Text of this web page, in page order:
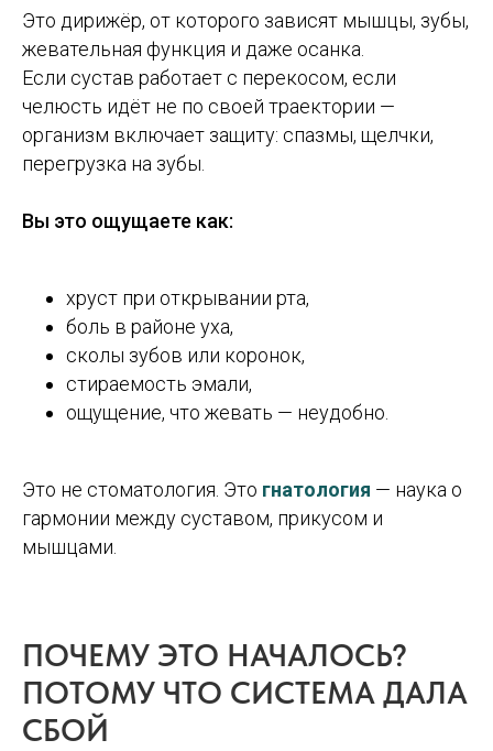
Это дирижёр, от которого зависят мышцы, зубы,
жевательная функция и даже осанка.
Если сустав работает с перекосом, если
челюсть идёт не по своей траектории —
организм включает защиту: спазмы, щелчки,
перегрузка на зубы.
Вы это ощущаете как:
хруст при открывании рта,
боль в районе уха,
сколы зубов или коронок,
стираемость эмали,
ощущение, что жевать — неудобно.
Это не стоматология. Это гнатология — наука о
гармонии между суставом, прикусом и
мышцами.
ПОЧЕМУ ЭТО НАЧАЛОСЬ?
ПОТОМУ ЧТО СИСТЕМА ДАЛА
СБОЙ